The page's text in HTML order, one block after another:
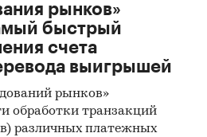
рынков»
быстрый
счета
выигрышей
рынков»
обработки транзакций
различных платежных